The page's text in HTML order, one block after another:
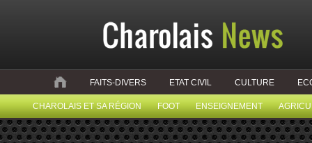
FAITS-DIVERS ETAT CIVIL CULTURE
CHAROLAIS ET SA RÉGION FOOT ENSEIGNEMENT